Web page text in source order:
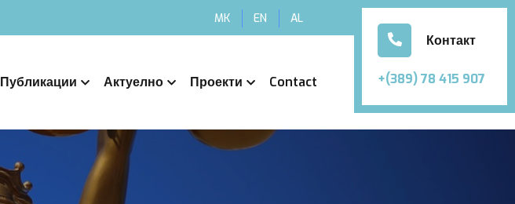
Контакт
+(389) 78 415 907
MK EN AL
Публикации Актуелно Проекти Contact